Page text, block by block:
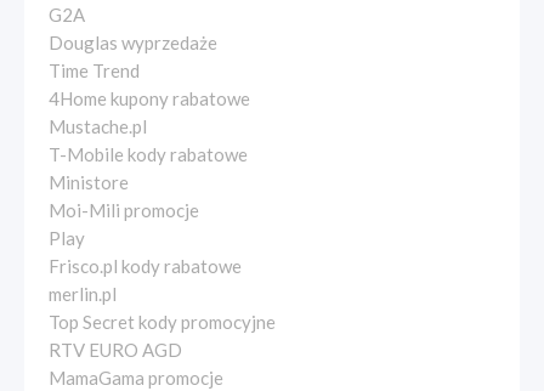
G2A
Douglas wyprzedaże
Time Trend
4Home kupony rabatowe
Mustache.pl
T-Mobile kody rabatowe
Ministore
Moi-Mili promocje
Play
Frisco.pl kody rabatowe
merlin.pl
Top Secret kody promocyjne
RTV EURO AGD
MamaGama promocje